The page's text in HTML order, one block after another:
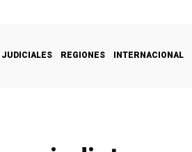
JUDICIALES REGIONES INTERNACIONAL